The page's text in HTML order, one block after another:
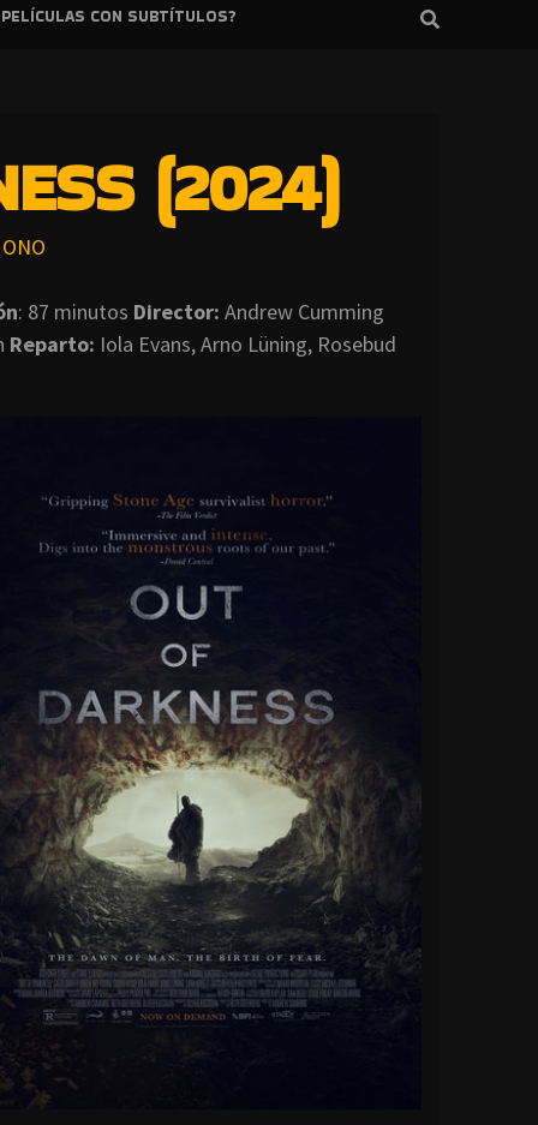
PELÍCULAS CON SUBTÍTULOS?
(2024)
: 87 minutos Director: Andrew Cumming
Reparto: Iola Evans, Arno Lüning, Rosebud